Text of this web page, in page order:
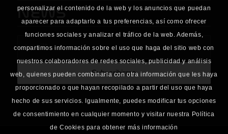
NEWS
personalizar el contenido de la web y los anuncios que puedan
aparecer para adaptarlo a tus preferencias, así como ofrecer
funciones sociales y analizar el tráfico de la web. Además,
compartimos información sobre el uso que haga del sitio web con
nuestros colaboradores de redes sociales, publicidad y análisis
web, quienes pueden combinarla con otra información que les haya
proporcionado o que hayan recopilado a partir del uso que haya
hecho de sus servicios. Igualmente, puedes modificar tus opciones
de consentimiento en cualquier momento y visitar nuestra Política
de Cookies para obtener más información